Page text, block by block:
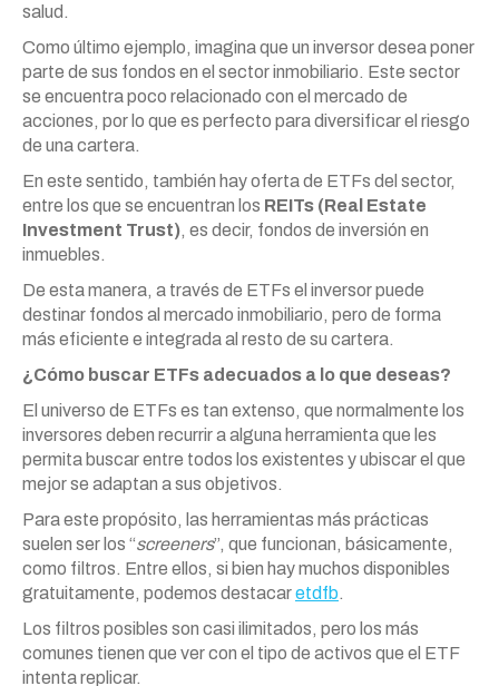
salud.
Como último ejemplo, imagina que un inversor desea poner
parte de sus fondos en el sector inmobiliario. Este sector
se encuentra poco relacionado con el mercado de
acciones, por lo que es perfecto para diversificar el riesgo
de una cartera.
En este sentido, también hay oferta de ETFs del sector,
entre los que se encuentran los REITs (Real Estate
Investment Trust), es decir, fondos de inversión en
inmuebles.
De esta manera, a través de ETFs el inversor puede
destinar fondos al mercado inmobiliario, pero de forma
más eficiente e integrada al resto de su cartera.
¿Cómo buscar ETFs adecuados a lo que deseas?
El universo de ETFs es tan extenso, que normalmente los
inversores deben recurrir a alguna herramienta que les
permita buscar entre todos los existentes y ubiscar el que
mejor se adaptan a sus objetivos.
Para este propósito, las herramientas más prácticas
suelen ser los “screeners”, que funcionan, básicamente,
como filtros. Entre ellos, si bien hay muchos disponibles
gratuitamente, podemos destacaretdfb.
Los filtros posibles son casi ilimitados, pero los más
comunes tienen que ver con el tipo de activos que el ETF
intenta replicar.